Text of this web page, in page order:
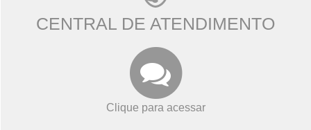
CENTRAL DE ATENDIMENTO
Clique para acessar